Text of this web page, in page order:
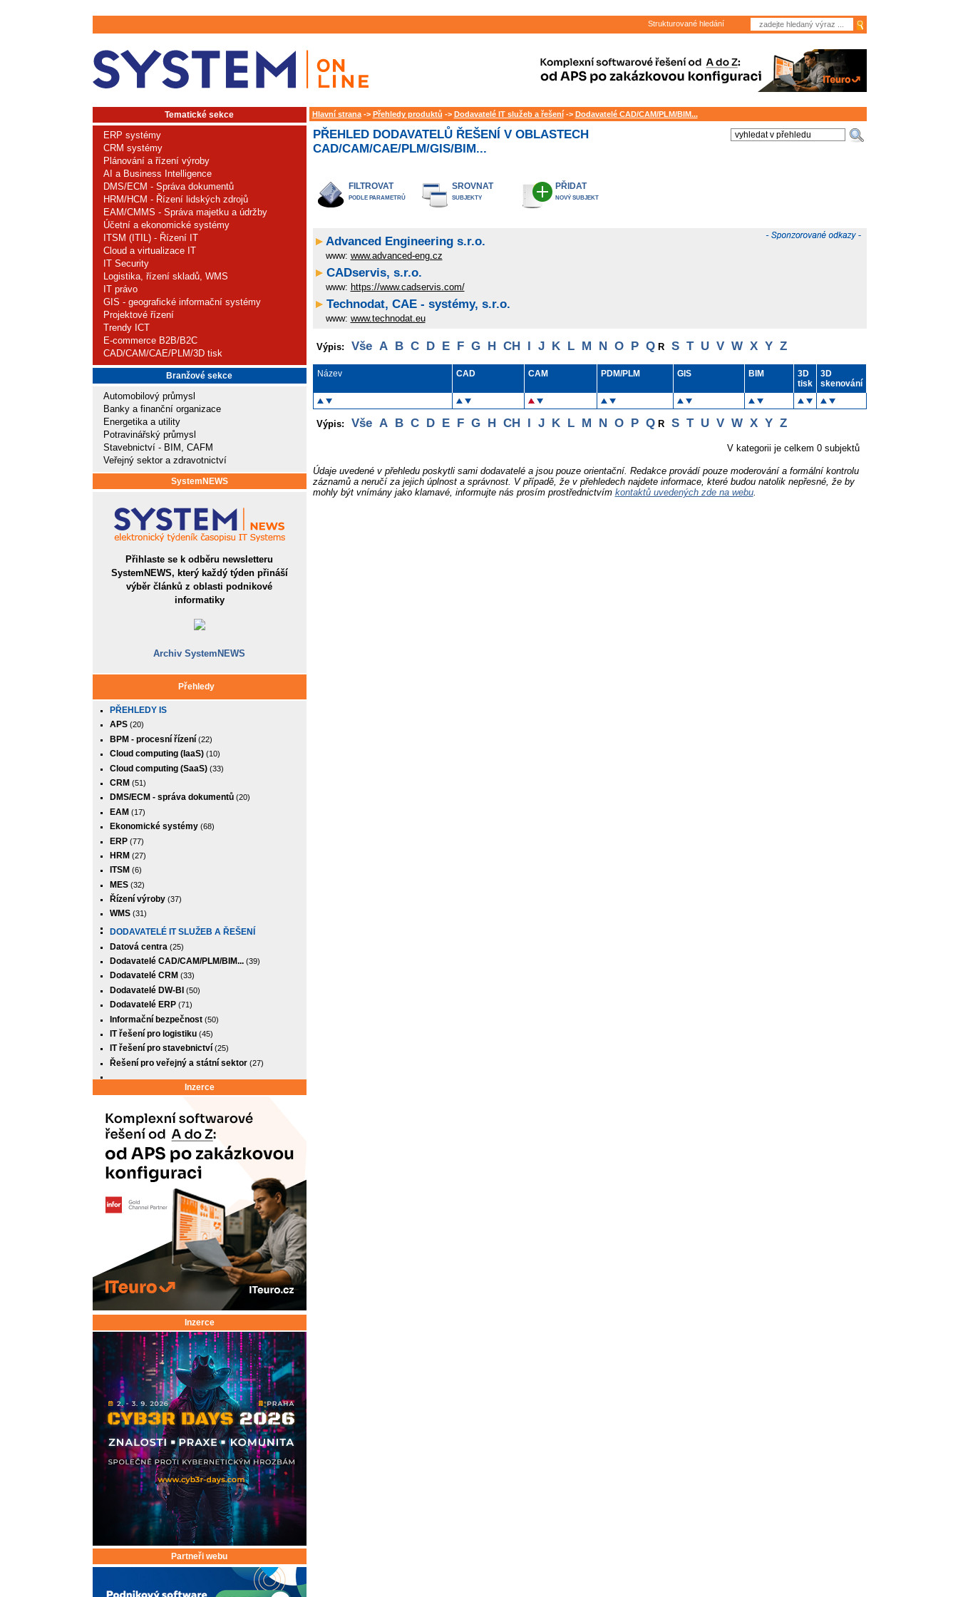
Strukturované hledání
Tematické sekce
ERP systémy
CRM systémy
Plánování a řízení výroby
AI a Business Intelligence
DMS/ECM - Správa dokumentů
HRM/HCM - Řízení lidských zdrojů
EAM/CMMS - Správa majetku a údržby
Účetní a ekonomické systémy
ITSM (ITIL) - Řízení IT
Cloud a virtualizace IT
IT Security
Logistika, řízení skladů, WMS
IT právo
GIS - geografické informační systémy
Projektové řízení
Trendy ICT
E-commerce B2B/B2C
CAD/CAM/CAE/PLM/3D tisk
Branžové sekce
Automobilový průmysl
Banky a finanční organizace
Energetika a utility
Potravinářský průmysl
Stavebnictví - BIM, CAFM
Veřejný sektor a zdravotnictví
SystemNEWS
Přihlaste se k odběru newsletteru
SystemNEWS, který každý týden přináší
výběr článků z oblasti podnikové
informatiky
Archiv SystemNEWS
Přehledy
PŘEHLEDY IS
APS(20)
BPM - procesní řízení(22)
Cloud computing (IaaS)(10)
Cloud computing (SaaS)(33)
CRM (51)
DMS/ECM - správa dokumentů(20)
EAM (17)
Ekonomické systémy(68)
ERP(77)
HRM (27)
ITSM (6)
MES(32)
Řízení výroby(37)
WMS(31)
DODAVATELÉ IT SLUŽEB A ŘEŠENÍ
Datová centra (25)
Dodavatelé CAD/CAM/PLM/BIM...(39)
Dodavatelé CRM (33)
Dodavatelé DW-BI (50)
Dodavatelé ERP(71)
Informační bezpečnost(50)
IT řešení pro logistiku(45)
IT řešení pro stavebnictví(25)
Řešení pro veřejný a státní sektor(27)
Inzerce
Inzerce
Partneři webu
Hlavní strana-> Přehledy produktů -> Dodavatelé IT služeb a řešení-> Dodavatelé CAD/CAM/PLM/BIM...
PŘEHLED DODAVATELŮ ŘEŠENÍ V OBLASTECH
CAD/CAM/CAE/PLM/GIS/BIM...
FILTROVAT
PODLE PARAMETRŮ
SROVNAT
SUBJEKTY
PŘIDAT
NOVÝ SUBJEKT
Advanced Engineering s.r.o.
www: www.advanced-eng.cz
CADservis, s.r.o.
www: https://www.cadservis.com/
Technodat, CAE - systémy, s.r.o.
www: www.technodat.eu
Výpis: Vše A B C D E F G H CH I J K L M N O P QR S T U V W X Y Z
Název CAD CAM PDM/PLM GIS BIM
3D
tisk
3D
skenování
Výpis: Vše A B C D E F G H CH I J K L M N O P QR S T U V W X Y Z
V kategorii je celkem 0 subjektů
Údaje uvedené v přehledu poskytli sami dodavatelé a jsou pouze orientační. Redakce provádí pouze moderování a formální kontrolu
záznamů a neručí za jejich úplnost a správnost. V případě, že v přehledech najdete informace, které budou natolik nepřesné, že by
mohly být vnímány jako klamavé, informujte nás prosím prostřednictvím kontaktů uvedených zde na webu.